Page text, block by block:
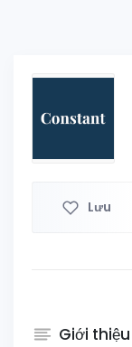
Lưu
Giới thiệu